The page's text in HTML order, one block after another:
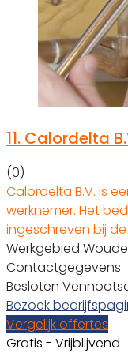
11. Calordelta
(0)
Calordelta B.V. is
werknemer. Het
ingeschreven bij de
Werkgebied
Contactgegevens
Besloten
Bezoek
Vergelijk offertes
Gratis - Vrijblijvend